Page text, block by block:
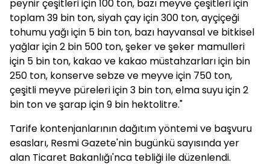
peynir çeşitleri için 100 ton, bazı meyve çeşitleri için
toplam 39 bin ton, siyah çay için 300 ton, ayçiçeği
tohumu yağı için 5 bin ton, bazı hayvansal ve bitkisel
yağlar için 2 bin 500 ton, şeker ve şeker mamulleri
için 5 bin ton, kakao ve kakao müstahzarları için bin
250 ton, konserve sebze ve meyve için 750 ton,
çeşitli meyve püreleri için 3 bin ton, elma suyu için 2
bin ton ve şarap için 9 bin hektolitre."
Tarife kontenjanlarının dağıtım yöntemi ve başvuru
esasları, Resmi Gazete'nin bugünkü sayısında yer
alan Ticaret Bakanlığı'nca tebliği ile düzenlendi.